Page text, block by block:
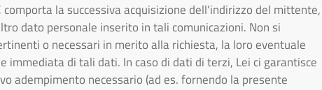
la successiva acquisizione dell'indirizzo del mittente,
dato personale inserito in tali comunicazioni. Non si
o necessari in merito alla richiesta, la loro eventuale
immediata di tali dati. In caso di dati di terzi, Lei ci garantisce
adempimento necessario (ad es. fornendo la presente